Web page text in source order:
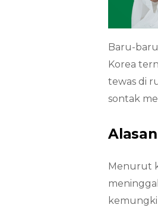
Baru-
Korea
tewas di
sontak
Menurut